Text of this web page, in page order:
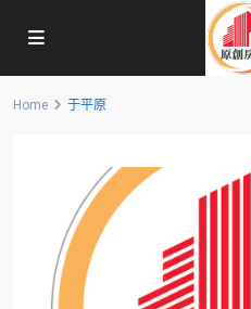
Home 于平原